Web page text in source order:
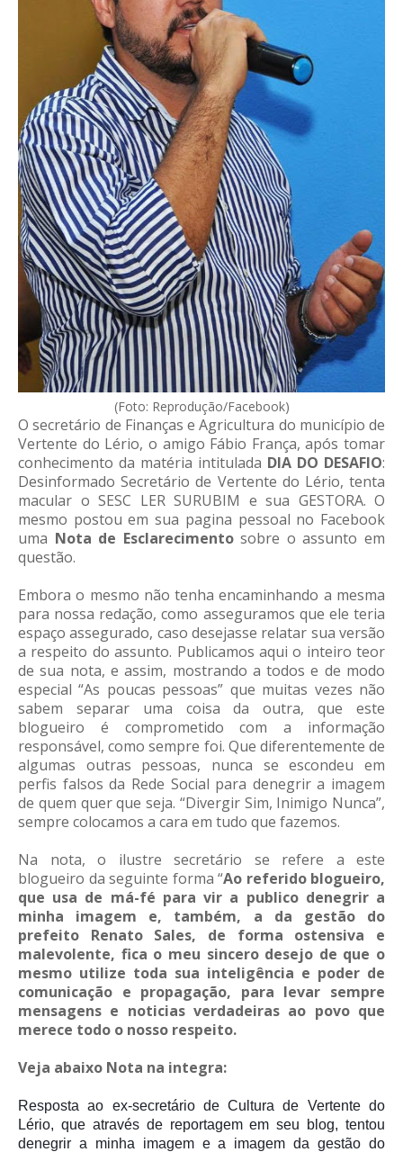
(Foto: Reprodução/Facebook)
O secretário de Finanças e Agricultura do município de
Vertente do Lério, o amigo Fábio França, após tomar
conhecimento da matéria intitulada DIA DO DESAFIO:
Desinformado Secretário de Vertente do Lério, tenta
macular o SESC LER SURUBIM e sua GESTORA. O
mesmo postou em sua pagina pessoal no Facebook
uma Nota de Esclarecimentosobre o assunto em
questão.
Embora o mesmo não tenha encaminhando a mesma
para nossa redação, como asseguramos que ele teria
espaço assegurado, caso desejasse relatar sua versão
a respeito do assunto. Publicamos aqui o inteiro teor
de sua nota, e assim, mostrando a todos e de modo
especial “As poucas pessoas” que muitas vezes não
sabem separar uma coisa da outra, que este
blogueiro é comprometido com a informação
responsável, como sempre foi. Que diferentemente de
algumas outras pessoas, nunca se escondeu em
perfis falsos da Rede Social para denegrir a imagem
de quem quer que seja. “Divergir Sim, Inimigo Nunca”,
sempre colocamos a cara em tudo que fazemos.
Na nota, o ilustre secretário se refere a este
blogueiro da seguinte forma “Ao referido blogueiro,
que usa de má-fé para vir a publico denegrir a
minha imagem e, também, a da gestão do
prefeito Renato Sales, de forma ostensiva e
malevolente, fica o meu sincero desejo de que o
mesmo utilize toda sua inteligência e poder de
comunicação e propagação, para levar sempre
mensagens e noticias verdadeiras ao povo que
merece todo o nosso respeito.
Veja abaixo Nota na integra:
Resposta ao ex-secretário de Cultura de Vertente do
Lério, que através de reportagem em seu blog, tentou
denegrir a minha imagem e a imagem da gestão do